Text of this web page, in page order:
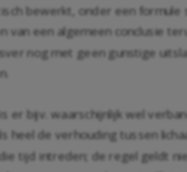
bewerkt, onder een formule
van een algemeen conclusie
nog met geen gunstige
er bijv. waarschijnlijk wel
heel de verhouding tussen
tijd intreden; de regel geldt